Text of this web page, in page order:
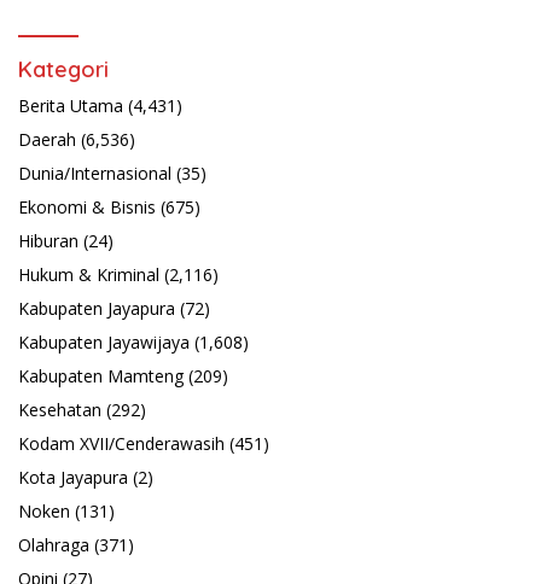
Kategori
Berita Utama (4,431)
Daerah (6,536)
Dunia/Internasional (35)
Ekonomi & Bisnis (675)
Hiburan (24)
Hukum & Kriminal (2,116)
Kabupaten Jayapura (72)
Kabupaten Jayawijaya (1,608)
Kabupaten Mamteng(209)
Kesehatan (292)
Kodam XVII/Cenderawasih (451)
Kota Jayapura (2)
Noken (131)
Olahraga (371)
Opini (27)